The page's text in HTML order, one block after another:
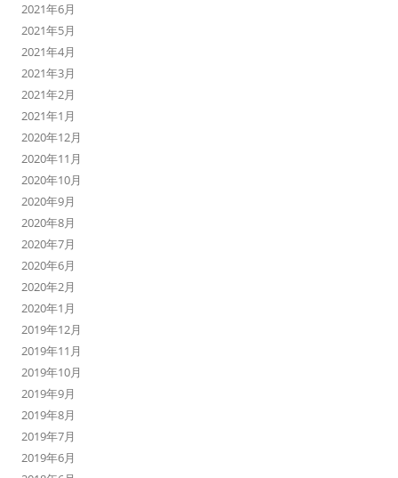
2021年6月
2021年5月
2021年4月
2021年3月
2021年2月
2021年1月
2020年12月
2020年11月
2020年10月
2020年9月
2020年8月
2020年7月
2020年6月
2020年2月
2020年1月
2019年12月
2019年11月
2019年10月
2019年9月
2019年8月
2019年7月
2019年6月